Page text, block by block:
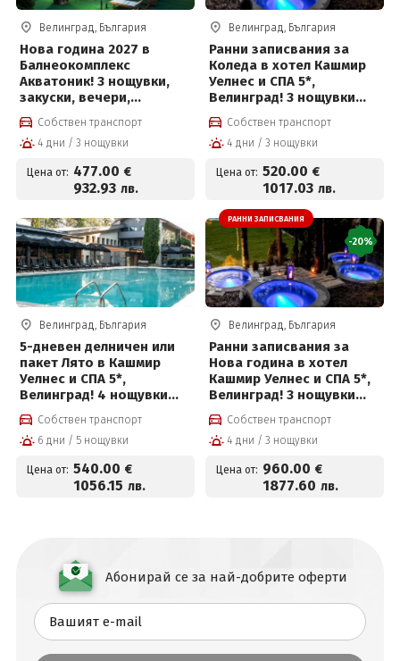
Велинград, България
Нова година 2027 в
Балнеокомплекс
Акватоник! 3 нощувки,
закуски, вечери,
Новогодишна вечеря с
напитки, брънч, DJ парти
и СПА център на цени от
477 € на човек
Собствен транспорт
4 дни / 3 нощувки
Цена от: 477.00 €
932.93 лв.
Велинград, България
Ранни записвания за
Коледа в хотел Кашмир
Уелнес и СПА 5*,
Велинград! 3 нощувки
със закуски, премиум
вечери, празнична
вечеря с програма и СПА
Собствен транспорт
4 дни / 3 нощувки
Цена от: 520.00 €
1017.03 лв.
Велинград, България
5-дневен делничен или
пакет Лято в Кашмир
Уелнес и СПА 5*,
Велинград! 4 нощувки
със закуски, премиум
вечери и ползване на
СПА център
Собствен транспорт
6 дни / 5 нощувки
Цена от: 540.00 €
1056.15 лв.
РАННИ ЗАПИСВАНИЯ
-20%
Велинград, България
Ранни записвания за
Нова година в хотел
Кашмир Уелнес и СПА 5*,
Велинград! 3 нощувки
със закуски, премиум
вечери, празнична
новогодишна вечеря с
Собствен транспорт
4 дни / 3 нощувки
Цена от: 960.00 €
1877.60 лв.
Абонирай се за най-добрите оферти